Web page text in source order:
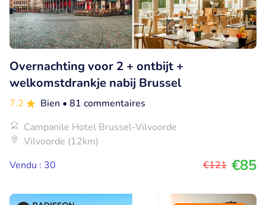
Overnachting voor 2 + ontbijt +
welkomstdrankje nabij Brussel
7.2 Bien • 81 commentaires
Campanile Hotel Brussel-Vilvoorde
Vilvoorde (12km)
Vendu : 30
€121 €85